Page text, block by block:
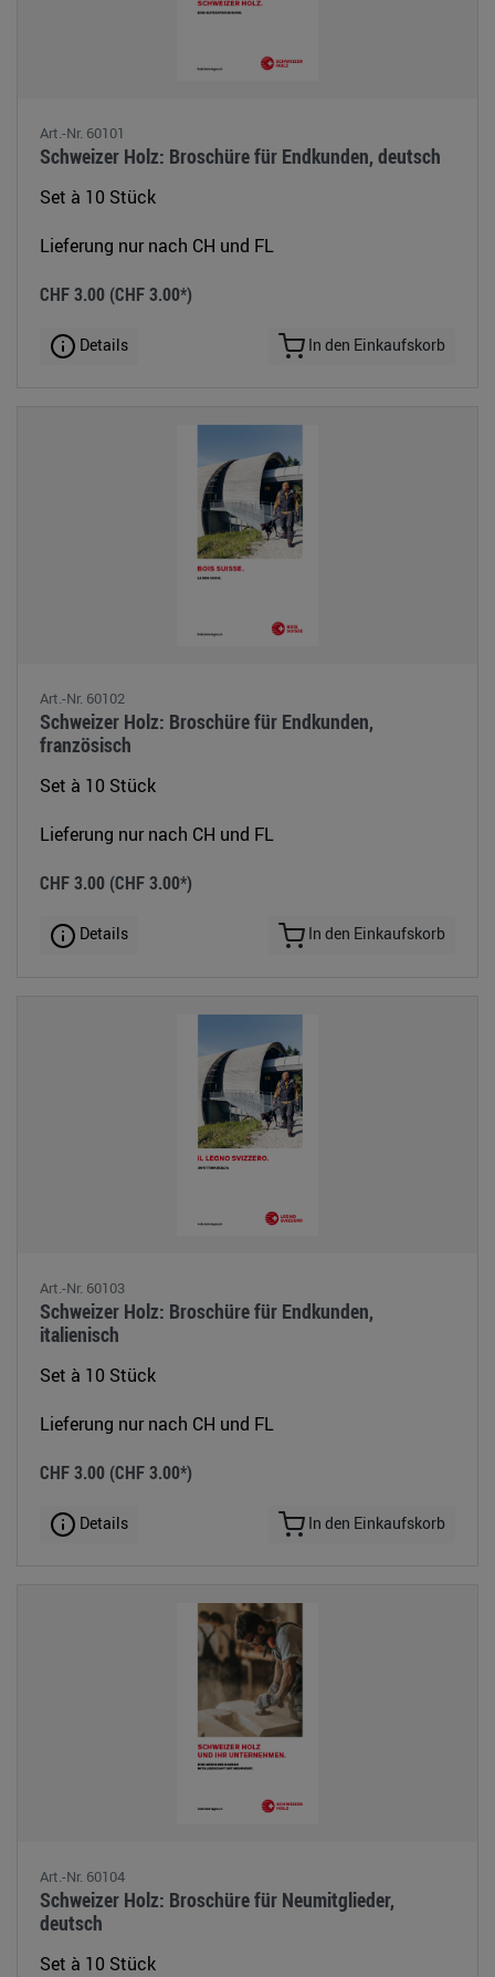
Art.-Nr. 60101
Schweizer Holz: Broschüre für Endkunden, deutsch
Set à 10 Stück
Lieferung nur nach CH und FL
CHF 3.00 (CHF 3.00*)
Details In den Einkaufskorb
Art.-Nr. 60102
Schweizer Holz: Broschüre für Endkunden,
französisch
Set à 10 Stück
Lieferung nur nach CH und FL
CHF 3.00 (CHF 3.00*)
Details In den Einkaufskorb
Art.-Nr. 60103
Schweizer Holz: Broschüre für Endkunden,
italienisch
Set à 10 Stück
Lieferung nur nach CH und FL
CHF 3.00 (CHF 3.00*)
Details In den Einkaufskorb
Art.-Nr. 60104
Schweizer Holz: Broschüre für Neumitglieder,
deutsch
Set à 10 Stück